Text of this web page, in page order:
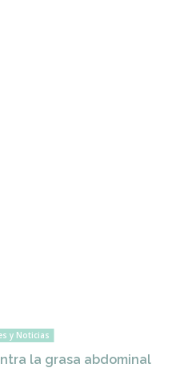
y Noticias
la grasa abdominal